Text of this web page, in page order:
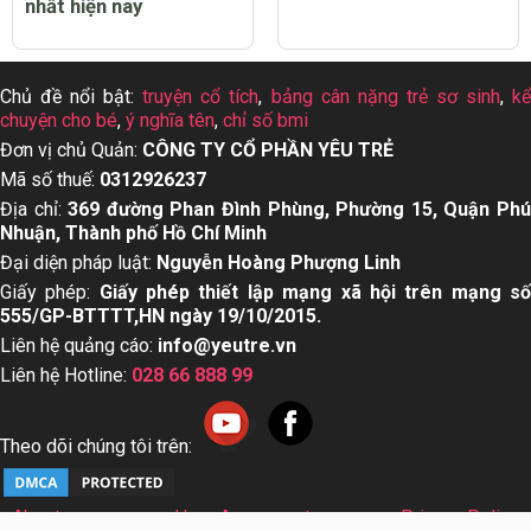
nhất hiện nay
Chủ đề nổi bật:truyện cổ tích, bảng cân nặng trẻ sơ sinh,kể
chuyện cho bé, ý nghĩa tên, chỉ số bmi
Đơn vị chủ Quản: CÔNG TY CỔ PHẦN YÊU TRẺ
Mã số thuế: 0312926237
Địa chỉ:369 đường Phan Đình Phùng, Phường 15, Quận Phú
Nhuận, Thành phố Hồ Chí Minh
Đại diện pháp luật: Nguyễn Hoàng Phượng Linh
Giấy phép: Giấy phép thiết lập mạng xã hội trên mạng số
555/GP-BTTTT,HN ngày 19/10/2015.
Liên hệ quảng cáo: info@yeutre.vn
Liên hệ Hotline: 028 66 888 99
Theo dõi chúng tôi trên:
About us User Agreement
Privacy Policy